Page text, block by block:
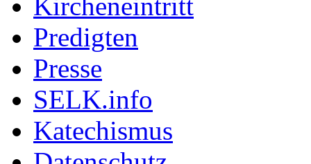
Predigten
Presse
SELK.info
Katechismus